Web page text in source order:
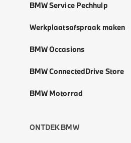
BMW Service Pechhulp
Werkplaatsafspraak maken
BMW Occasions
BMW ConnectedDrive Store
BMW Motorrad
ONTDEK BMW